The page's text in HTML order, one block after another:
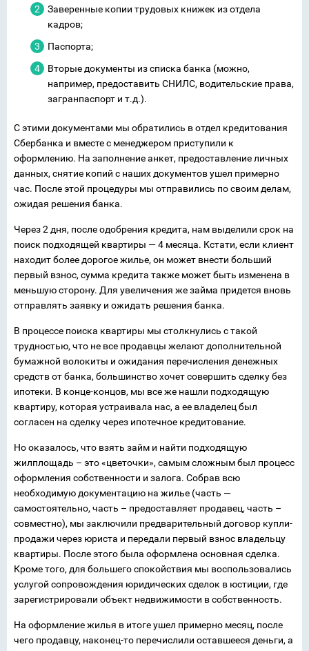
Заверенные копии трудовых книжек из отдела
кадров;
Паспорта;
Вторые документы из списка банка (можно,
например, предоставить СНИЛС, водительские права,
загранпаспорт и т.д.).
С этими документами мы обратились в отдел кредитования
Сбербанка и вместе с менеджером приступили к
оформлению. На заполнение анкет, предоставление личных
данных, снятие копий с наших документов ушел примерно
час. После этой процедуры мы отправились по своим делам,
ожидая решения банка.
Через 2 дня, после одобрения кредита, нам выделили срок на
поиск подходящей квартиры — 4 месяца. Кстати, если клиент
находит более дорогое жилье, он может внести больший
первый взнос, сумма кредита также может быть изменена в
меньшую сторону. Для увеличения же займа придется вновь
отправлять заявку и ожидать решения банка.
В процессе поиска квартиры мы столкнулись с такой
трудностью, что не все продавцы желают дополнительной
бумажной волокиты и ожидания перечисления денежных
средств от банка, большинство хочет совершить сделку без
ипотеки. В конце-концов, мы все же нашли подходящую
квартиру, которая устраивала нас, а ее владелец был
согласен на сделку через ипотечное кредитование.
Но оказалось, что взять займ и найти подходящую
жилплощадь – это «цветочки», самым сложным был процесс
оформления собственности и залога. Собрав всю
необходимую документацию на жилье (часть —
самостоятельно, часть – предоставляет продавец, часть –
совместно), мы заключили предварительный договор купли-
продажи через юриста и передали первый взнос владельцу
квартиры. После этого была оформлена основная сделка.
Кроме того, для большего спокойствия мы воспользовались
услугой сопровождения юридических сделок в юстиции, где
зарегистрировали объект недвижимости в собственность.
На оформление жилья в итоге ушел примерно месяц, после
чего продавцу, наконец-то перечислили оставшееся деньги, а